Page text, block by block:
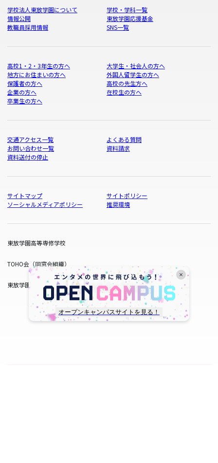
オープンキャンパスサイトを見る！
学校法人東放学園について
学校・学科一覧
情報公開
東放学園応援基金
教職員採用情報
SNS一覧
高校1・2・3年生の方へ
大学生・社会人の方へ
地方にお住まいの方へ
外国人留学生の方へ
保護者の方へ
高校の先生方へ
企業の方へ
在校生の方へ
卒業生の方へ
交通アクセス一覧
よくある質問
お問い合わせ一覧
資料請求
資料送付の停止
サイトマップ
サイトポリシー
ソーシャルメディアポリシー
推奨環境
東放学園高等専修学校
TOHO会（同窓会組織）
東放学園サービス
copyright © TOHO GAKUEN All Rights Reserved.